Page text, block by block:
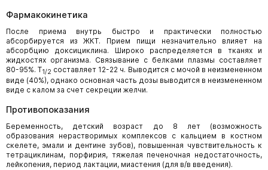
Фармакокинетика
После приема внутрь быстро и практически полностью
абсорбируется из ЖКТ. Прием пищи незначительно влияет на
абсорбцию доксициклина. Широко распределяется в тканях и
жидкостях организма. Связывание с белками плазмы составляет
80-95%. T1/2 составляет 12-22 ч. Выводится с мочой в неизмененном
виде (40%), однако основная часть дозы выводится в неизмененном
виде с калом за счет секреции желчи.
Противопоказания
Беременность, детский возраст до 8 лет (возможность
образования нерастворимых комплексов с кальцием в костном
скелете, эмали и дентине зубов), повышенная чувствительность к
тетрациклинам, порфирия, тяжелая печеночная недостаточность,
лейкопения, период лактации, миастения (для в/в введения).